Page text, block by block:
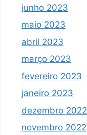
junho 2023
maio 2023
abril 2023
março 2023
fevereiro 2023
janeiro 2023
dezembro 2022
novembro 2022